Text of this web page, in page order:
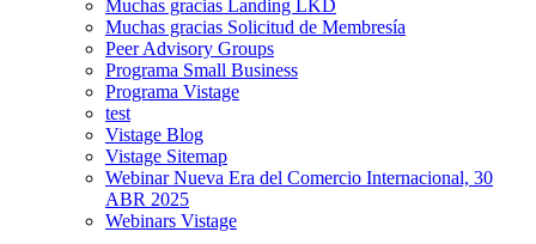
Muchas gracias Landing LKD
Muchas gracias Solicitud de Membresía
Peer Advisory Groups
Programa Small Business
Programa Vistage
test
Vistage Blog
Vistage Sitemap
Webinar Nueva Era del Comercio Internacional, 30
ABR 2025
Webinars Vistage